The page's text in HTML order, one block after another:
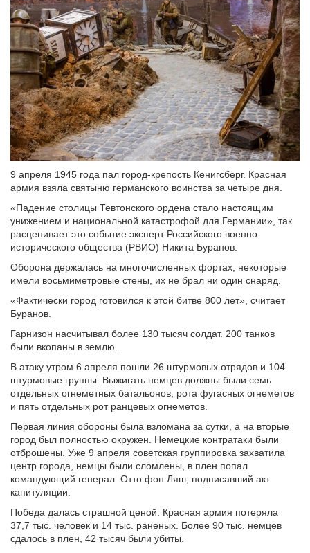
9 апреля 1945 года пал город-крепость Кенигсберг. Красная
армия взяла святыню германского воинства за четыре дня.
«Падение столицы Тевтонского ордена стало настоящим
унижением и национальной катастрофой для Германии», так
расценивает это событие эксперт Российского военно-
исторического общества (РВИО) Никита Буранов.
Оборона держалась на многочисленных фортах, некоторые
имели восьмиметровые стены, их не брал ни один снаряд.
«Фактически город готовился к этой битве 800 лет», считает
Буранов.
Гарнизон насчитывал более 130 тысяч солдат. 200 танков
были вкопаны в землю.
В атаку утром 6 апреля пошли 26 штурмовых отрядов и 104
штурмовые группы. Выжигать немцев должны были семь
отдельных огнеметных батальонов, рота фугасных огнеметов
и пять отдельных рот ранцевых огнеметов.
Первая линия обороны была взломана за сутки, а на вторые
город был полностью окружен. Немецкие контратаки были
отброшены. Уже 9 апреля советская группировка захватила
центр города, немцы были сломлены, в плен попал
командующий генерал Отто фон Ляш, подписавший акт
капитуляции.
Победа далась страшной ценой. Красная армия потеряла
37,7 тыс. человек и 14 тыс. раненых. Более 90 тыс. немцев
сдалось в плен, 42 тысяч были убиты.